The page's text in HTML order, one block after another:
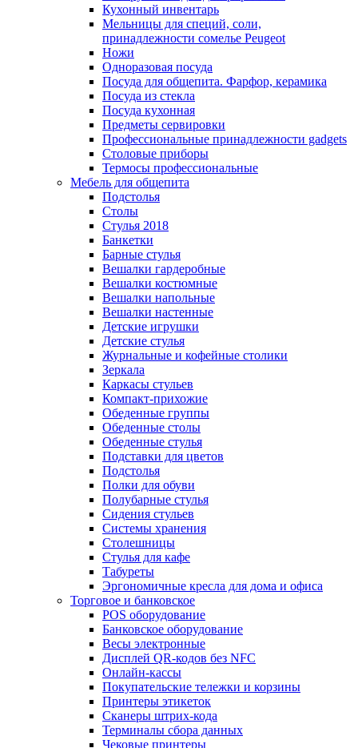
Кухонный инвентарь
Мельницы для специй, соли,
принадлежности сомелье Peugeot
Ножи
Одноразовая посуда
Посуда для общепита. Фарфор, керамика
Посуда из стекла
Посуда кухонная
Предметы сервировки
Профессиональные принадлежности gadgets
Столовые приборы
Термосы профессиональные
Мебель для общепита
Подстолья
Столы
Стулья 2018
Банкетки
Барные стулья
Вешалки гардеробные
Вешалки костюмные
Вешалки напольные
Вешалки настенные
Детские игрушки
Детские стулья
Журнальные и кофейные столики
Зеркала
Каркасы стульев
Компакт-прихожие
Обеденные группы
Обеденные столы
Обеденные стулья
Подставки для цветов
Подстолья
Полки для обуви
Полубарные стулья
Сидения стульев
Системы хранения
Столешницы
Стулья для кафе
Табуреты
Эргономичные кресла для дома и офиса
Торговое и банковское
POS оборудование
Банковское оборудование
Весы электронные
Дисплей QR-кодов без NFC
Онлайн-кассы
Покупательские тележки и корзины
Принтеры этикеток
Сканеры штрих-кода
Терминалы сбора данных
Чековые принтеры